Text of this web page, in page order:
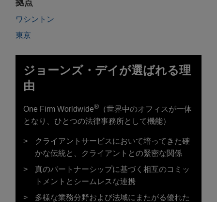
拠点
ワシントン
東京
ジョーンズ・デイが選ばれる理
由
One Firm Worldwide® （世界中のオフィスが一体
となり、ひとつの法律事務所として機能）
クライアントサービスにおいて培ってきた確
かな伝統と、クライアントとの緊密な関係
真のパートナーシップに基づく相互のコミッ
トメントとシームレスな連携
多様な業務分野および法域にまたがる優れた